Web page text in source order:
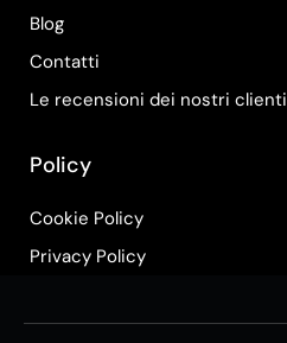
Blog
Contatti
Le recensioni dei nostri clienti
Policy
Cookie Policy
Privacy Policy